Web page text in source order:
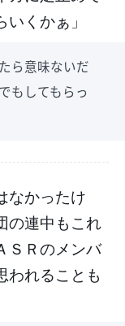
くかぁ」
ら意味ないだ
してもらっ
なかったけ
の連中もこれ
ＳＲのメンバ
われることも